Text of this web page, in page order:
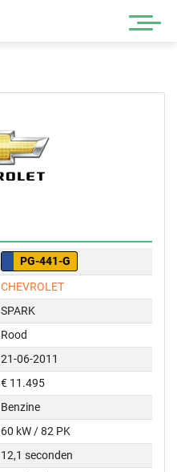
PG-441-G
CHEVROLET
SPARK
Rood
21-06-2011
€ 11.495
Benzine
60 kW / 82 PK
12,1 seconden